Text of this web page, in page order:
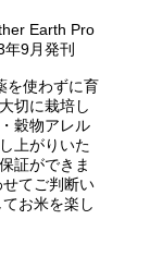
Earth Pro
9月発刊
を使わずに育
切に栽培し
穀物アレル
上がりいた
証ができま
てご判断い
お米を楽し